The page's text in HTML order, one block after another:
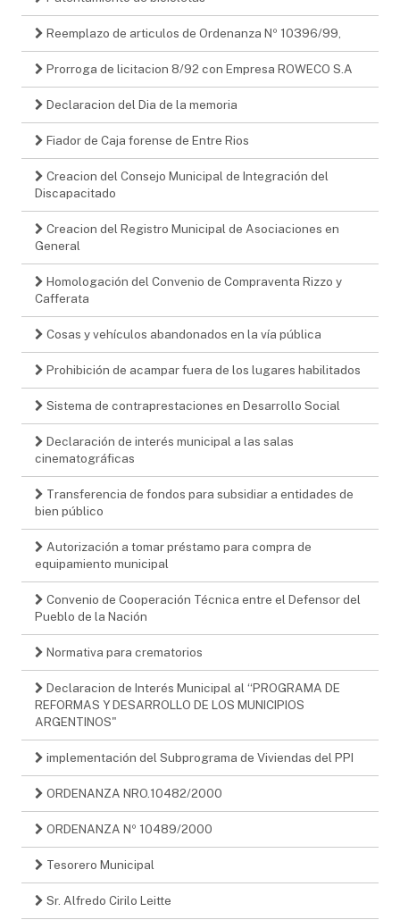
Reemplazo de articulos de Ordenanza Nº 10396/99,
Prorroga de licitacion 8/92 con Empresa ROWECO S.A
Declaracion del Dia de la memoria
Fiador de Caja forense de Entre Rios
Creacion del Consejo Municipal de Integración del
Discapacitado
Creacion del Registro Municipal de Asociaciones en
General
Homologación del Convenio de Compraventa Rizzo y
Cafferata
Cosas y vehículos abandonados en la vía pública
Prohibición de acampar fuera de los lugares habilitados
Sistema de contraprestaciones en Desarrollo Social
Declaración de interés municipal a las salas
cinematográficas
Transferencia de fondos para subsidiar a entidades de
bien público
Autorización a tomar préstamo para compra de
equipamiento municipal
Convenio de Cooperación Técnica entre el Defensor del
Pueblo de la Nación
Normativa para crematorios
Declaracion de Interés Municipal al “PROGRAMA DE
REFORMAS Y DESARROLLO DE LOS MUNICIPIOS
ARGENTINOS"
implementación del Subprograma de Viviendas del PPI
ORDENANZA NRO.10482/2000
ORDENANZA Nº 10489/2000
Tesorero Municipal
Sr. Alfredo Cirilo Leitte